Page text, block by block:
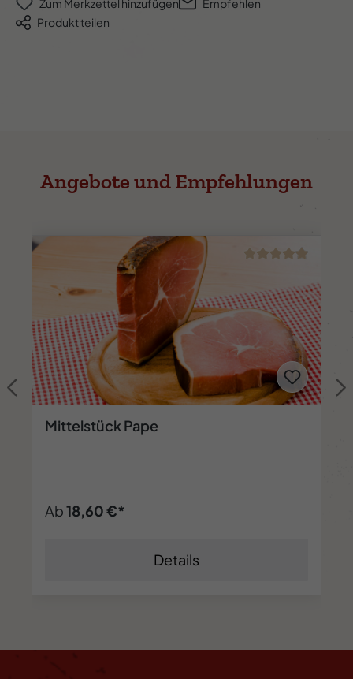
Zum Merkzettel hinzufügen
Empfehlen
Produkt teilen
Angebote und Empfehlungen
Durchschnittliche
Mittelstück Pape
Ab18,60 €*
Details